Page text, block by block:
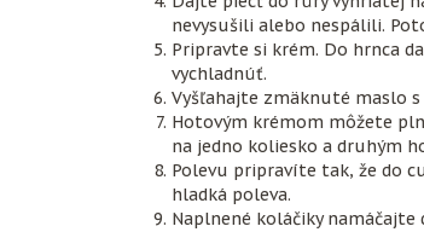
nevysušili alebo nespálili.
Pripravte si krém. Do hrnca
vychladnúť.
Vyšľahajte zmäknuté maslo s
Hotovým krémom môžete
na jedno koliesko a druhým
Polevu pripravíte tak, že do
hladká poleva.
Naplnené koláčiky